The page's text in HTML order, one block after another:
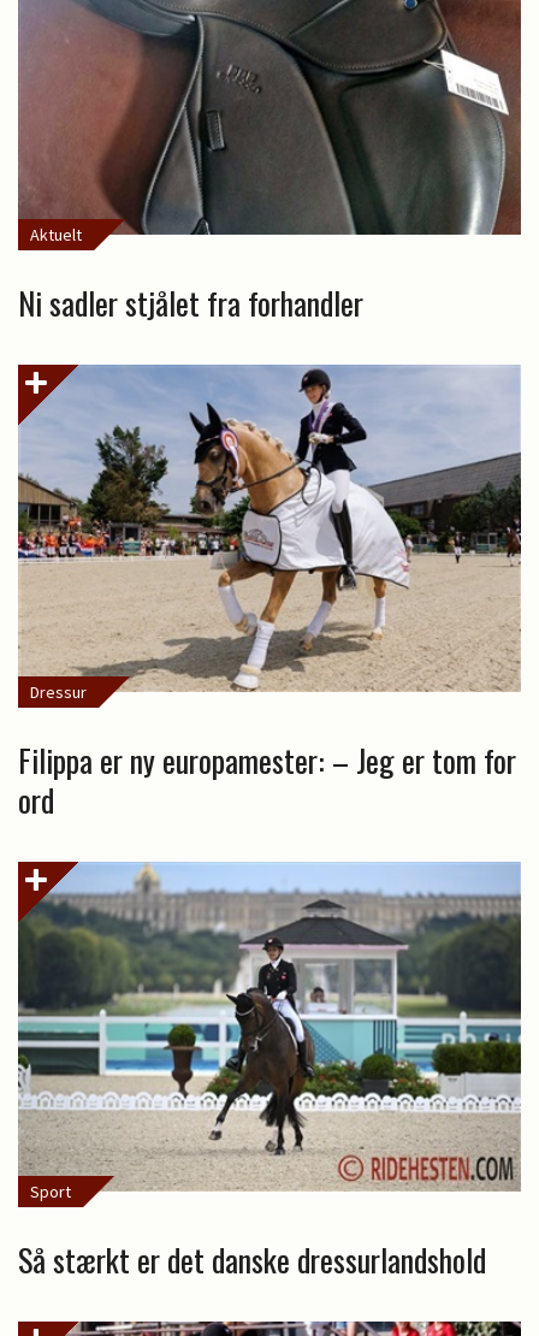
Aktuelt
Ni sadler stjålet fra forhandler
Dressur
Filippa er ny europamester: – Jeg er tom for
ord
Sport
Så stærkt er det danske dressurlandshold